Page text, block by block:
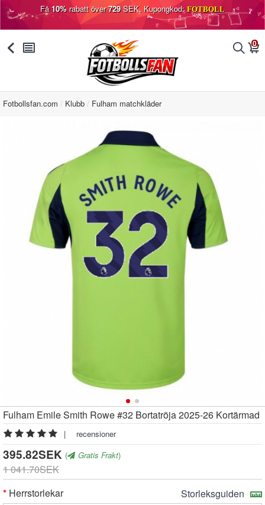
Få10%rabatt över729SEK, Kupongkod: FOTBOLL
󰅯 󰂩 󰂨 0
󰃦
Fotbollsfan.com Klubb Fulham matchkläder
Fulham Emile Smith Rowe #32 Bortatröja 2025-26 Kortärmad
| recensioner
395.82SEK ( Gratis Frakt)
1 041.70SEK
Herrstorlekar
Storleksguiden